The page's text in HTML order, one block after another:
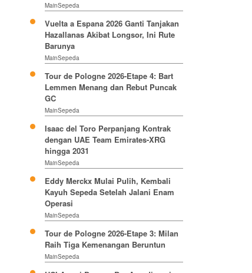
MainSepeda
Vuelta a Espana 2026 Ganti Tanjakan
Hazallanas Akibat Longsor, Ini Rute
Barunya
MainSepeda
Tour de Pologne 2026-Etape 4: Bart
Lemmen Menang dan Rebut Puncak
GC
MainSepeda
Isaac del Toro Perpanjang Kontrak
dengan UAE Team Emirates-XRG
hingga 2031
MainSepeda
Eddy Merckx Mulai Pulih, Kembali
Kayuh Sepeda Setelah Jalani Enam
Operasi
MainSepeda
Tour de Pologne 2026-Etape 3: Milan
Raih Tiga Kemenangan Beruntun
MainSepeda